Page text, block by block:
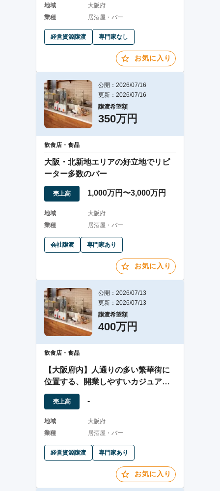
地域
大阪府
業種
居酒屋・バー
経営資源譲渡 専門家なし
お気に入り
公開：2026/07/16
更新：2026/07/16
譲渡希望額
350万円
飲食店・食品
大阪・北新地エリアの好立地でリピ
ーター多数のバー
売上高 1,000万円〜3,000万円
地域
大阪府
業種
居酒屋・バー
会社譲渡 専門家あり
お気に入り
公開：2026/07/13
更新：2026/07/13
譲渡希望額
400万円
飲食店・食品
【大阪府内】人通りの多い繁華街に
位置する、開業しやすいカジュアル
バーの居抜き譲渡
売上高 -
地域
大阪府
業種
居酒屋・バー
経営資源譲渡 専門家あり
お気に入り